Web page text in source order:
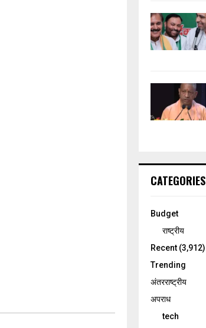
CATEGORIES
Budget
राष्ट्रीय
Recent (3,912)
Trending
अंतरराष्ट्रीय
अपराध
tech